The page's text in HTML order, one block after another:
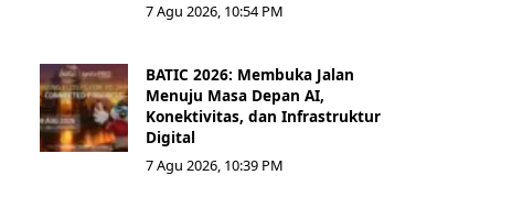
7 Agu 2026, 10:54 PM
BATIC 2026: Membuka Jalan
Menuju Masa Depan AI,
Konektivitas, dan Infrastruktur
Digital
7 Agu 2026, 10:39 PM